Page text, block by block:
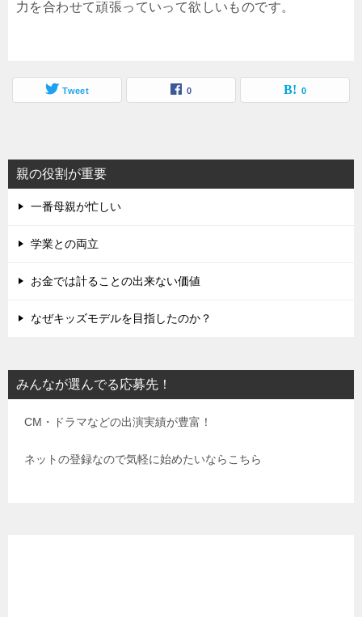
力を合わせて頑張っていって欲しいものです。
Tweet 0 0
親の役割が重要
一番母親が忙しい
学業との両立
お金では計ることの出来ない価値
なぜキッズモデルを目指したのか？
みんなが選んでる応募先！
CM・ドラマなどの出演実績が豊富！
ネットの登録なので気軽に始めたいならこちら